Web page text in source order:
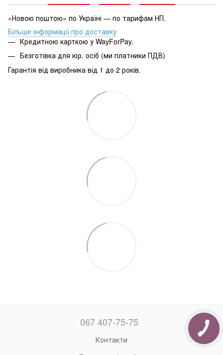
«Новою поштою» по Україні — по тарифам НП.
Більше інформації про доставку
Кредитною карткою у WayForPay.
Безготівка для юр. осіб (ми платники ПДВ)
Гарантія від виробника від 1 до 2 років.
067 407-75-75
Контакти